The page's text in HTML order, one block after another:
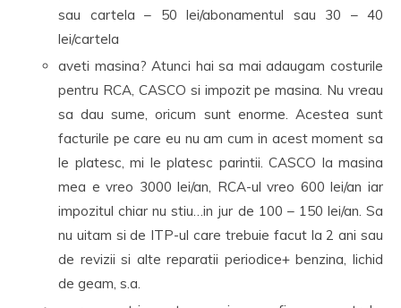
sau cartela – 50 lei/abonamentul sau 30 – 40
lei/cartela
aveti masina? Atunci hai sa mai adaugam costurile
pentru RCA, CASCO si impozit pe masina. Nu vreau
sa dau sume, oricum sunt enorme. Acestea sunt
facturile pe care eu nu am cum in acest moment sa
le platesc, mi le platesc parintii. CASCO la masina
mea e vreo 3000 lei/an, RCA-ul vreo 600 lei/an iar
impozitul chiar nu stiu…in jur de 100 – 150 lei/an. Sa
nu uitam si de ITP-ul care trebuie facut la 2 ani sau
de revizii si alte reparatii periodice+ benzina, lichid
de geam, s.a.